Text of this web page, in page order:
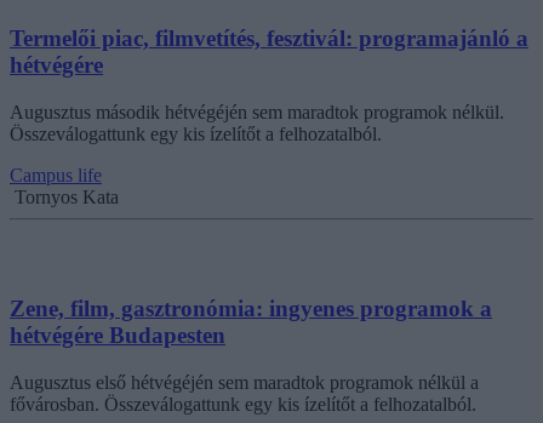
Termelői piac, filmvetítés, fesztivál: programajánló a
hétvégére
Augusztus második hétvégéjén sem maradtok programok nélkül.
Összeválogattunk egy kis ízelítőt a felhozatalból.
Campus life
Tornyos Kata
Zene, film, gasztronómia: ingyenes programok a
hétvégére Budapesten
Augusztus első hétvégéjén sem maradtok programok nélkül a
fővárosban. Összeválogattunk egy kis ízelítőt a felhozatalból.